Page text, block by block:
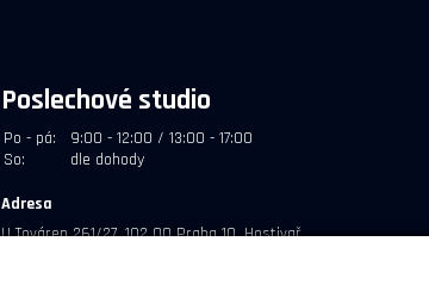
Poslechové studio
Po - pá:
9:00 - 12:00 / 13:00 - 17:00
So:
dle dohody
Adresa
U Továren 261/27, 102 00 Praha 10, Hostivař